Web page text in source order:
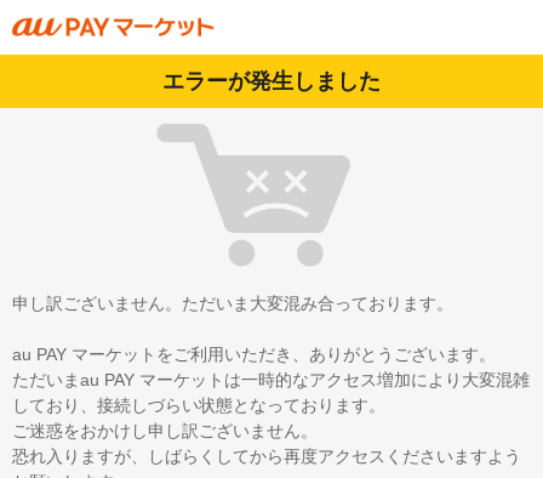
エラーが発生しました
申し訳ございません。ただいま大変混み合っております。
au PAY マーケットをご利用いただき、ありがとうございます。
ただいまau PAY マーケットは一時的なアクセス増加により大変混雑
しており、接続しづらい状態となっております。
ご迷惑をおかけし申し訳ございません。
恐れ入りますが、しばらくしてから再度アクセスくださいますよう